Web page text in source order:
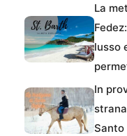
La
lusso
In
Santo